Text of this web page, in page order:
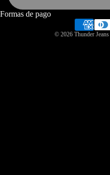
Formas de pago
© 2026 Thunder Jeans